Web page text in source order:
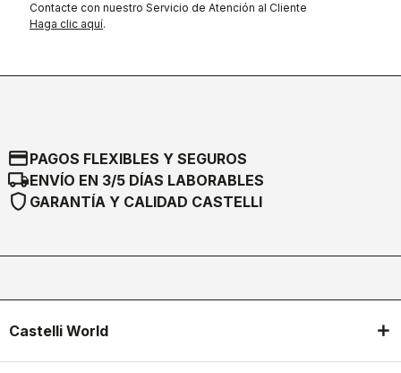
Contacte con nuestro Servicio de Atención al Cliente
Haga clic aquí.
credit_cardPAGOS FLEXIBLES Y SEGUROS
local_shippingENVÍO EN 3/5 DÍAS LABORABLES
shield GARANTÍA Y CALIDAD CASTELLI
Castelli World